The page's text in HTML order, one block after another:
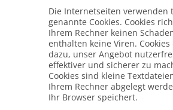
Die Internetseiten verwenden
genannte Cookies. Cookies
Ihrem Rechner keinen
enthalten keine Viren. Cookies
dazu, unser Angebot
effektiver und sicherer zu
Cookies sind kleine
Ihrem Rechner abgelegt
Ihr Browser speichert.